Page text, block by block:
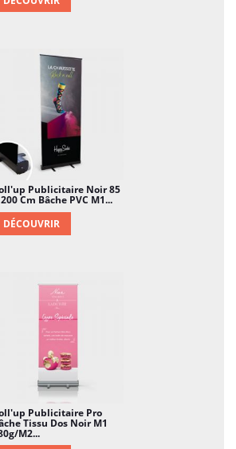
Publicitaire Noir 85
Cm Bâche PVC M1...
DÉCOUVRIR
Publicitaire Pro
Tissu Dos Noir M1
m2...